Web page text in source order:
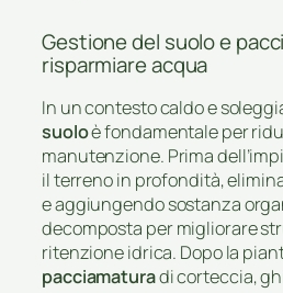
Gestione del suolo e
risparmiare acqua
In un contesto caldo e
suoloè fondamentale per
manutenzione. Prima
il terreno in profondità,
e aggiungendo sostanza
decomposta per migliorare
ritenzione idrica. Dopo la
pacciamaturadi corteccia,